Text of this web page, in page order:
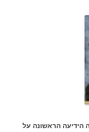
הידיעה הראשונה על